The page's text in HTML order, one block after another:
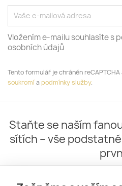
Vložením e-mailu souhlasíte s
osobních údajů
Tento formulář je chráněn
soukromía podmínky služby.
Staňte se naším
sítích – vše